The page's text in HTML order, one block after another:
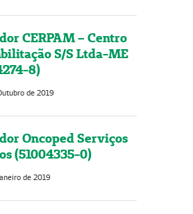
CERPAM – Centro
S/S Ltda-ME
8)
de 2019
Oncoped Serviços
(51004335-0)
de 2019